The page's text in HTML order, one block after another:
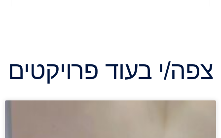
צפה/י בעוד פרויקטים